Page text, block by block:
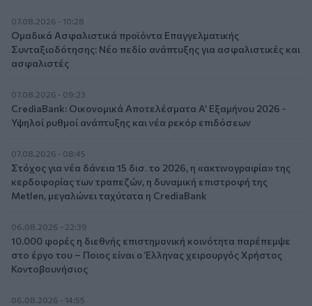
07.08.2026 - 10:28
Ομαδικά Ασφαλιστικά προϊόντα Επαγγελματικής
Συνταξιοδότησης: Νέο πεδίο ανάπτυξης για ασφαλιστικές και
ασφαλιστές
07.08.2026 - 09:23
CrediaBank: Οικονομικά Αποτελέσματα A’ Εξαμήνου 2026 -
Υψηλοί ρυθμοί ανάπτυξης και νέα ρεκόρ επιδόσεων
07.08.2026 - 08:45
Στόχος για νέα δάνεια 15 δισ. το 2026, η «ακτινογραφία» της
κερδοφορίας των τραπεζών, η δυναμική επιστροφή της
Metlen, μεγαλώνει ταχύτατα η CrediaBank
06.08.2026 - 22:39
10.000 φορές η διεθνής επιστημονική κοινότητα παρέπεμψε
στο έργο του – Ποιος είναι ο Έλληνας χειρουργός Χρήστος
Κοντοβουνήσιος
06.08.2026 - 14:55